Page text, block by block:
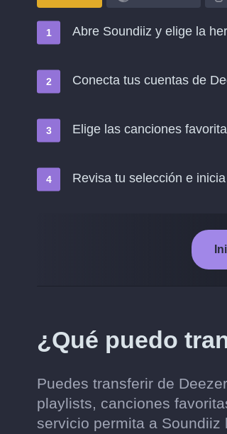
Abre Soundiiz y elige la
Conecta tus cuentas de
Elige las canciones
Revisa tu selección e
¿Qué puedo
Puedes transferir de
playlists, canciones
servicio permita a Soundiiz